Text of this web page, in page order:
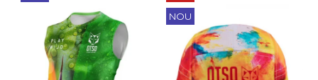
NOU